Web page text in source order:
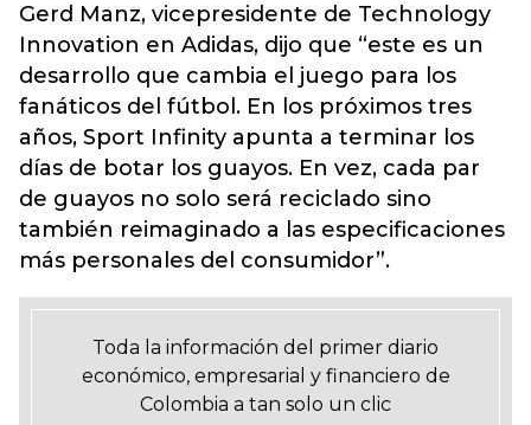
Gerd Manz, vicepresidente de Technology
Innovation en Adidas, dijo que “este es un
desarrollo que cambia el juego para los
fanáticos del fútbol. En los próximos tres
años, Sport Infinity apunta a terminar los
días de botar los guayos. En vez, cada par
de guayos no solo será reciclado sino
también reimaginado a las especificaciones
más personales del consumidor”.
Toda la información del primer diario
económico, empresarial y financiero de
Colombia a tan solo un clic